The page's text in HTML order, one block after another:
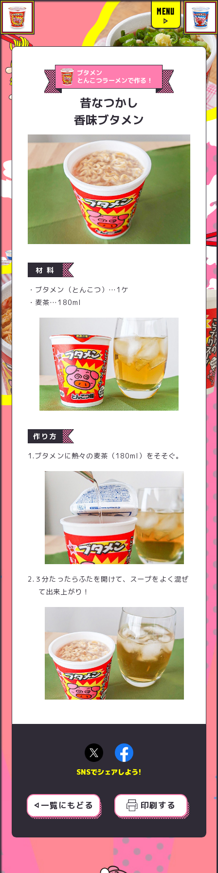
MENU
ブタメン
とんこつラーメンで作る！
昔なつかし
香味ブタメン
材 料
・ブタメン（とんこつ）…1ケ
・麦茶…180ml
作り方
1.ブタメンに熱々の麦茶（180ml）をそそぐ。
2.３分たったらふたを開けて、スープをよく混ぜ
て出来上がり！
SNSでシェアしよう!
一覧にもどる 印刷する